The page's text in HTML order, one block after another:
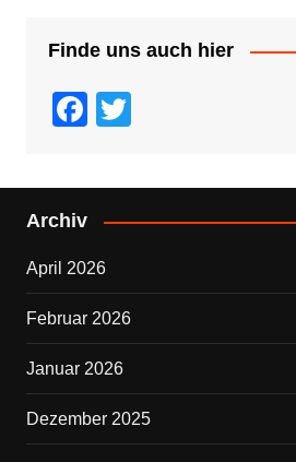
Finde uns auch hier
F
c
e
o
o
k
tt
er
Archiv
April 2026
Februar 2026
Januar 2026
Dezember 2025